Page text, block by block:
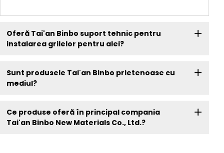
Oferă Tai'an Binbo suport tehnic pentru
instalarea grilelor pentru alei?
Sunt produsele Tai'an Binbo prietenoase cu
mediul?
Ce produse oferă în principal compania
Tai'an Binbo New Materials Co., Ltd.?